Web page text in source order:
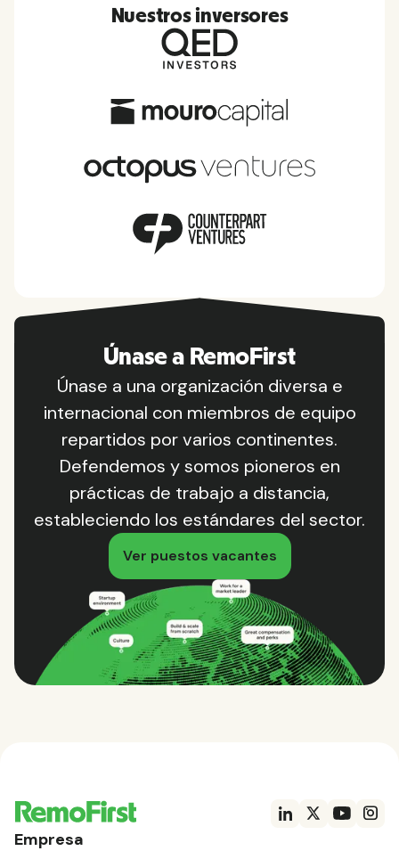
Nuestros inversores
Únase a RemoFirst
Únase a una organización diversa e
internacional con miembros de equipo
repartidos por varios continentes.
Defendemos y somos pioneros en
prácticas de trabajo a distancia,
estableciendo los estándares del sector.
Ver puestos vacantes
Empresa